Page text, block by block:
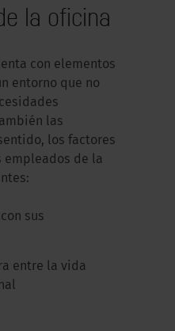
la oficina
con elementos
entorno que no
las
los factores
empleados de la
sus
entre la vida